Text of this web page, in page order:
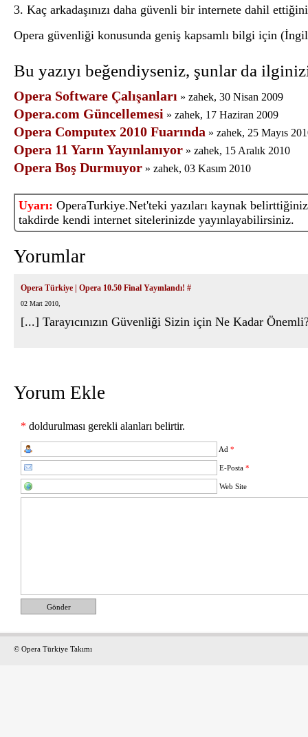
Kaç arkadaşınızı daha güvenli bir internete dahil
Opera güvenliği konusunda geniş kapsamlı bilgi için
Bu yazıyı beğendiyseniz, şunlar da
Opera Software Çalışanları » zahek, 30 Nisan 2009
Opera.com Güncellemesi » zahek, 17 Haziran 2009
Opera Computex 2010 Fuarında » zahek, 25 Mayıs
Opera 11 Yarın Yayınlanıyor » zahek, 15 Aralık 2010
Opera Boş Durmuyor » zahek, 03 Kasım 2010
Uyarı: OperaTurkiye.Net'teki yazıları kaynak belirttiğiniz
takdirde kendi internet sitelerinizde yayınlayabilirsiniz.
Yorumlar
Opera Türkiye | Opera 10.50 Final Yayınlandı! #
02 Mart 2010,
[...] Tarayıcınızın Güvenliği Sizin için Ne Kadar
Yorum Ekle
* doldurulması gerekli alanları belirtir.
Ad *
E-Posta *
Web Site
Gönder
© Opera Türkiye Takımı